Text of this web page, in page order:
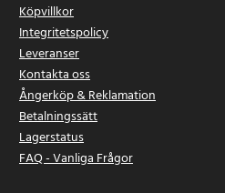
Köpvillkor
Integritetspolicy
Leveranser
Kontakta oss
Ångerköp & Reklamation
Betalningssätt
Lagerstatus
FAQ - Vanliga Frågor